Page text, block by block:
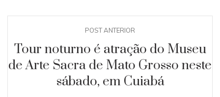
POST ANTERIOR
Tour noturno é atração do Museu
de Arte Sacra de Mato Grosso neste
sábado, em Cuiabá